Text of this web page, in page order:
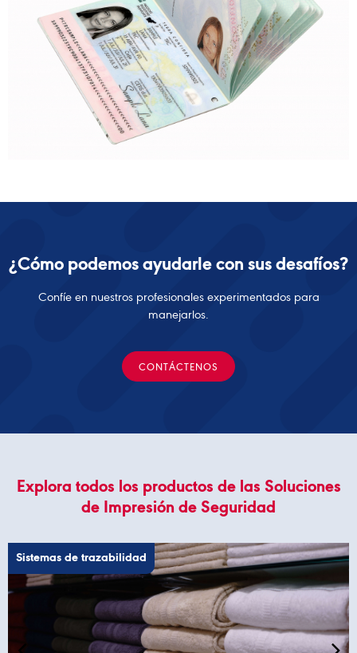
¿Cómo podemos ayudarle con sus desafíos?
Confíe en nuestros profesionales experimentados para
manejarlos.
CONTÁCTENOS
Explora todos los productos de las Soluciones
de Impresión de Seguridad
Sistemas de trazabilidad